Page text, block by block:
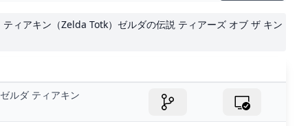
ティアキン（Zelda Totk）ゼルダの伝説 ティアーズ オブ ザ キン
ゼルダ ティアキン